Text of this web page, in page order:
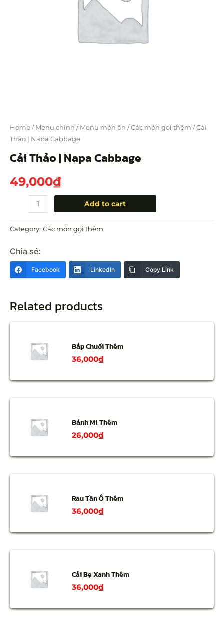
Home / Menu chính / Menu món ăn /Các món gọi thêm / Cải
Thảo | Napa Cabbage
Cải Thảo | Napa Cabbage
49,000₫
Add to cart
Category: Các món gọi thêm
Chia sẻ:
Facebook LinkedIn Copy Link
Related products
Bắp Chuối Thêm
36,000₫
Bánh Mì Thêm
26,000₫
Rau Tần Ô Thêm
36,000₫
Cải Bẹ Xanh Thêm
36,000₫